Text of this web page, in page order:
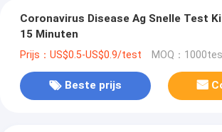
Coronavirus Disease Ag Snelle Test
15 Minuten
Prijs：US$0.5-US$0.9/test MOQ：
Beste prijs